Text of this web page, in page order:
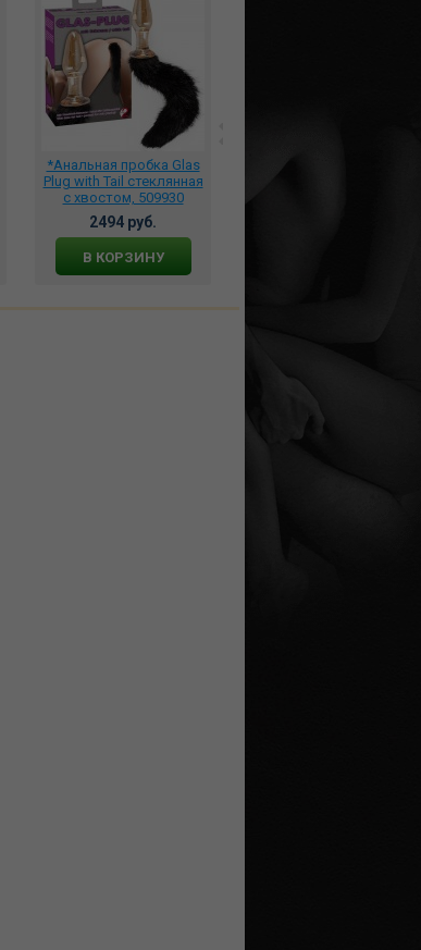
*Анальная пробка Glas
Plug with Tail стеклянная
с хвостом, 509930
2494 руб.
В КОРЗИНУ